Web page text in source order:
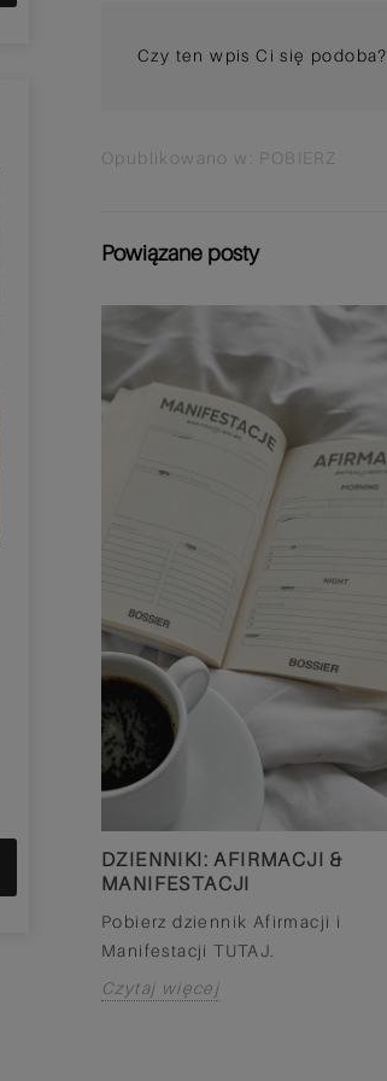
GIRLS LIKE MONEY: CO ROBIĄ
Wyobraź sobie taką
sytuację: Jesteś singielką, masz 22
lata i pracujesz w sklepie
odzieżowym. Skończyłaś już
pracę,...
Czytaj więcej
Czy ten wpis Ci się podoba?
Opublikowano w: POBIERZ
Powiązane posty
- od
DZIENNIKI: AFIRMACJI &
MANIFESTACJI
Pobierz dziennik Afirmacji i
Manifestacji TUTAJ.
Czytaj więcej